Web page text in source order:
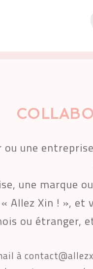
une
une marque
Allez Xin ! », et
ou étranger,